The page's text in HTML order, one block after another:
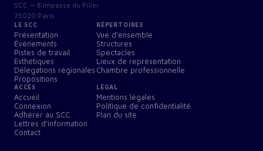
SCC — 8 Impasse du Pilier
75020 Paris
LE SCC
Présentation
Événements
Pistes de travail
Esthétiques
Délégations régionales
Propositions
RÉPERTOIRES
Vue d'ensemble
Structures
Spectacles
Lieux de représentation
Chambre professionnelle
ACCÈS
Accueil
Connexion
Adhérer au SCC
Lettres d'information
Contact
LÉGAL
Mentions légales
Politique de confidentialité
Plan du site